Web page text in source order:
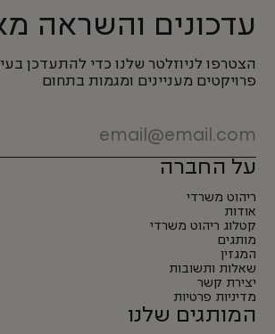
עדכונים והשראה
הצטרפו לניוזלטר שלנו כדי להתעדכן
פרויקטים מעניינים ומגמות בתחום
על החברה
ריהוט משרדי
אודות
קטלוג ריהוט משרדי
מותגים
המגזין
שאלות ותשובות
יצירת קשר
מדיניות פרטיות
המותגים שלנו